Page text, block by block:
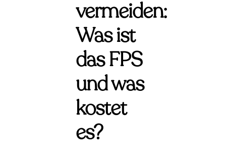
vermeiden:
Was ist
das FPS
und was
kostet
es?